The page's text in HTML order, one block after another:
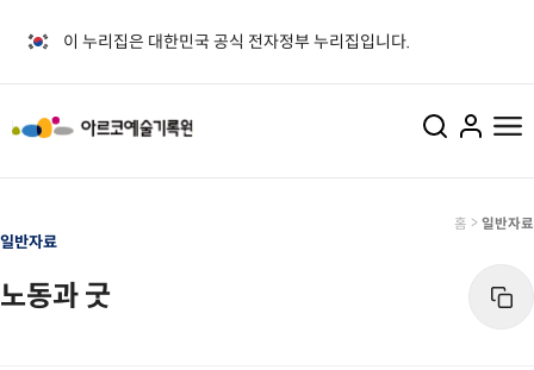
이 누리집은 대한민국 공식 전자정부 누리집입니다.
및 연락처
홈 > 일반자료
일반자료
노동과 굿